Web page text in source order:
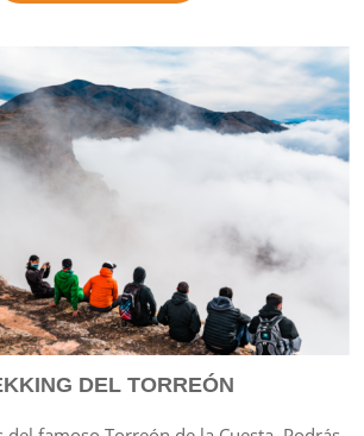
DEL TORREÓN